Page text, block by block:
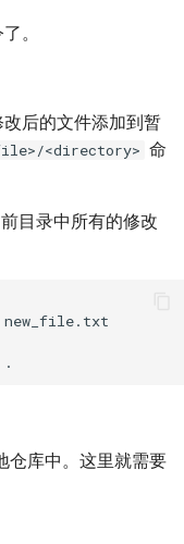
。
后的文件添加到暂
<directory> 命
目录中所有的修改
仓库中。这里就需要